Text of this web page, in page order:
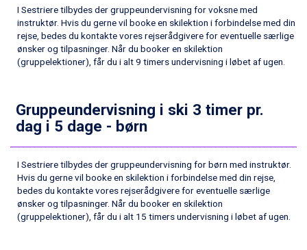
Zell am See fra DKK 4.095
Livigno fra DKK 4.145
Canazei fra DKK 4.745
Ponte di Legno fra DKK 4.745
Sauze dOulx fra DKK 4.045
Arabba fra DKK 7.045
La Thuile fra DKK 4.595
Cervinia fra DKK 5.295
Sölden fra DKK 8.445
Bad Hofgastein fra DKK 5.495
Passo Tonale fra DKK 3.795
Saalbach fra DKK 5.945
I Sestriere tilbydes der gruppeundervisning for voksne med
instruktør. Hvis du gerne vil booke en skilektion i forbindelse med din
rejse, bedes du kontakte vores rejserådgivere for eventuelle særlige
ønsker og tilpasninger. Når du booker en skilektion
(gruppelektioner), får du i alt 9 timers undervisning i løbet af ugen.
Gruppeundervisning i ski 3 timer pr.
dag i 5 dage - børn
I Sestriere tilbydes der gruppeundervisning for børn med instruktør.
Hvis du gerne vil booke en skilektion i forbindelse med din rejse,
bedes du kontakte vores rejserådgivere for eventuelle særlige
ønsker og tilpasninger. Når du booker en skilektion
(gruppelektioner), får du i alt 15 timers undervisning i løbet af ugen.